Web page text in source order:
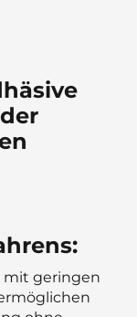
mit geringen